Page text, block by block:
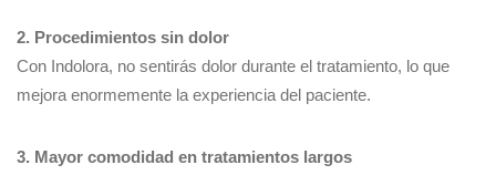
2. Procedimientos sin dolor
Con Indolora, no sentirás dolor durante el tratamiento, lo que
mejora enormemente la experiencia del paciente.
3. Mayor comodidad en tratamientos largos